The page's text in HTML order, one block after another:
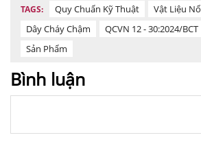
TAGS: Quy Chuẩn Kỹ Thuật
Vật Liệu Nổ
Dây Cháy Chậm
QCVN 12 - 30:2024/BCT
Sản Phẩm
Bình luận